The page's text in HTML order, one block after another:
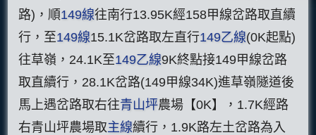
路)，順149線往南行13.95K經158甲線岔路取直續
行，至149線15.1K岔路取左直行149乙線(0K起點)
往草嶺，24.1K至149乙線9K終點接149甲線岔路
取直續行，28.1K岔路(149甲線34K)進草嶺隧道後
馬上遇岔路取右往青山坪農場【0K】，1.7K經路
右青山坪農場取主線續行，1.9K路左土岔路為入